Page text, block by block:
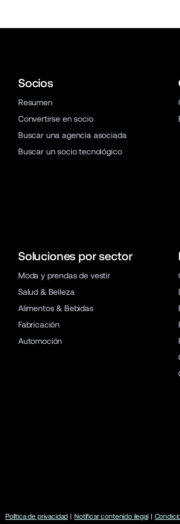
Socios
Resumen
Convertirse en socio
Buscar una agencia asociada
Buscar un socio tecnológico
Soluciones por sector
Moda y prendas de vestir
Salud & Belleza
Alimentos & Bebidas
Fabricación
Automoción
Política de privacidad | Notificar contenido ilegal |